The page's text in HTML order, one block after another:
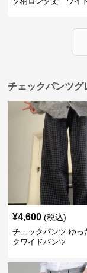
チェックパンツグ
¥4,600 (税込)
チェックパンツ ゆっ
クワイドパンツ